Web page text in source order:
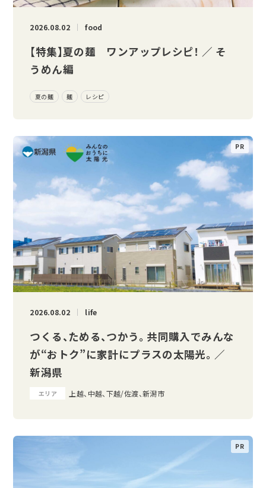
2026.08.02 food
【特集】夏の麺 ワンアップレシピ！ ／ そ
うめん編
夏の麺 麺 レシピ
2026.08.02 life
つくる、ためる、つかう。 共同購入でみんな
が“おトク”に家計にプラスの太陽光。 ／
新潟県
エリア 上越、中越、下越/佐渡、新潟市